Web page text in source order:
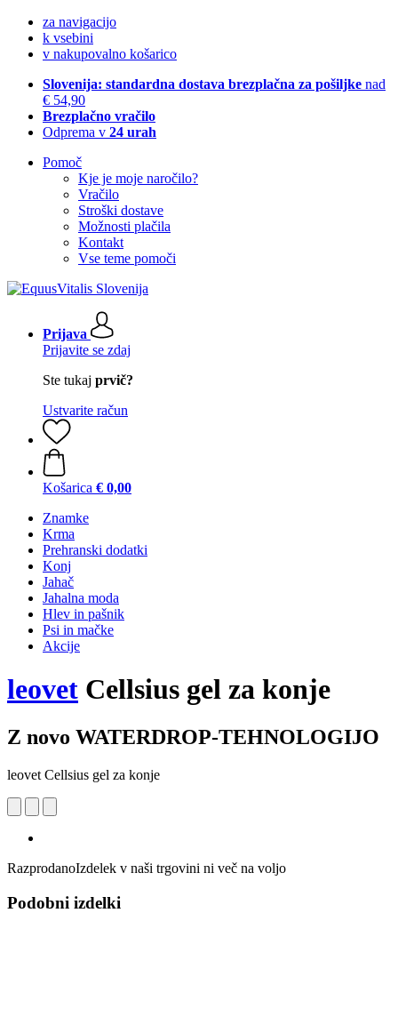
za navigacijo
k vsebini
v nakupovalno košarico
Slovenija: standardna dostava brezplačna za pošiljke nad
€ 54,90
Brezplačno vračilo
Odprema v 24 urah
Pomoč
Kje je moje naročilo?
Vračilo
Stroški dostave
Možnosti plačila
Kontakt
Vse teme pomoči
Prijava
Prijavite se zdaj
Ste tukaj prvič?
Ustvarite račun
Košarica € 0,00
Znamke
Krma
Prehranski dodatki
Konj
Jahač
Jahalna moda
Hlev in pašnik
Psi in mačke
Akcije
leovet Cellsius gel za konje
Z novo WATERDROP-TEHNOLOGIJO
leovet Cellsius gel za konje
RazprodanoIzdelek v naši trgovini ni več na voljo
Podobni izdelki